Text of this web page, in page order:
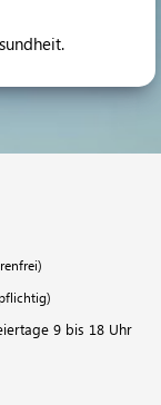
9 bis 18 Uhr